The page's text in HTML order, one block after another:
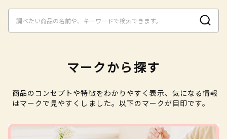
マークから探す
商品のコンセプトや特徴をわかりやすく表示、気になる情報
はマークで見やすくしました。以下のマークが目印です。